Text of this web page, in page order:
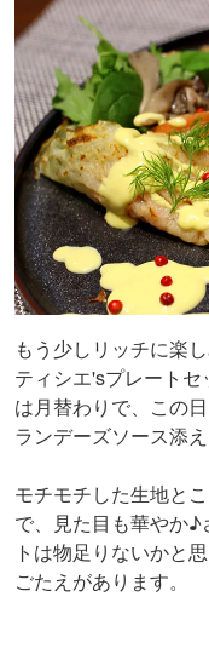
もう少しリッチに楽
ティシエ'sプレート
は月替わりで、この
ランデーズソース添え
モチモチした生地と
で、見た目も華やか♪
トは物足りないかと
ごたえがあります。